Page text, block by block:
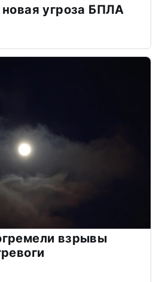
угроза БПЛА
взрывы